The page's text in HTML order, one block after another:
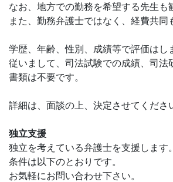
なお、地方での勤務を希望する先生も
また、勤務弁護士ではなく、経費共同
学歴、年齢、性別、成績等で評価はし
従いまして、司法試験での成績、司法
書類は不要です。
詳細は、面談の上、決定させてくださ
独立支援
独立を考えている弁護士を支援します。
条件は以下のとおりです。
お気軽にお問い合わせ下さい。